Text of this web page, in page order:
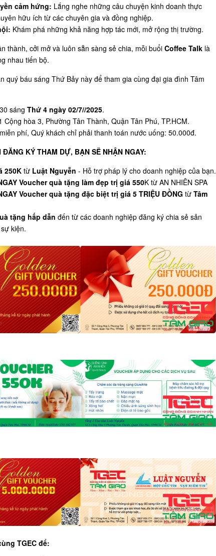
cảm hứng: Lắng nghe những câu chuyện kinh doanh thực
hữu ích từ các chuyên gia và đồng nghiệp.
Khám phá những khả năng hợp tác mới, mở rộng thị trường.
thành, cởi mở và luôn sẵn sàng sẻ chia, mỗi buổi Coffee Talk là
nhau tiến bộ.
quý báu sáng Thứ Bảy này để tham gia cùng đại gia đình Tâm
sáng Thứ 4 ngày 02/7//2025.
Cộng hòa 3, Phường Tân Thành, Quận Tân Phú, TP.HCM.
miễn phí, Quý khách chỉ phải thanh toán nước uống: 50.000đ.
ĐĂNG KÝ THAM DỰ, BẠN SẼ NHẬN NGAY:
250Ktừ Luật Nguyễn - Hỗ trợ pháp lý cho doanh nghiệp của bạn.
Voucher quà tặng làm đẹp trị giá 550K từ AN NHIÊN SPA
Voucher quà tặng đặc biệt trị giá 5 TRIỆU ĐỒNG từ Tâm
tặng hấp dẫn đến từ các doanh nghiệp đăng ký chia sẻ sản
kiện.
TGEC để: